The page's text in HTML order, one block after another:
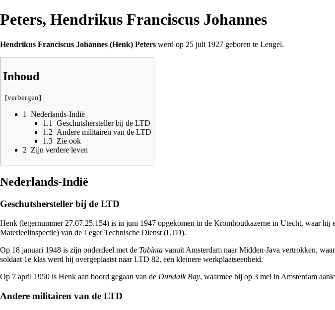
Peters, Hendrikus Franciscus Johannes
Hendrikus Franciscus Johannes (Henk) Peters werd op 25 juli 1927 geboren te Lengel.
Inhoud
[verbergen]
1
Nederlands-Indië
1.1
Geschutshersteller bij de LTD
1.2 Andere militairen van de LTD
1.3 Zie ook
2 Zijn verdere leven
Nederlands-Indië
Geschutshersteller bij de LTD
Henk (legernummer 27.07.25.154) is in juni 1947 opgekomen in de Kromhoutkazerne in Utecht, waar hij
Materieelinspectie) van de Leger Technische Dienst (LTD).
Op 18 januari 1948 is zijn onderdeel met de Tabinta vanuit Amsterdam naar Midden-Java vertrokken,
soldaat 1e klas werd hij overgeplaatst naar LTD 82, een kleinere werkplaatseenheid.
Op 7 april 1950 is Henk aan boord gegaan van de Dundalk Bay, waarmee hij op 3 mei in Amsterdam
Andere militairen van de LTD